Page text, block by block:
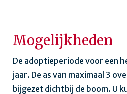
Mogelijkheden
De adoptieperiode voor een
jaar. De as van maximaal 3
bijgezet dichtbij de boom. U